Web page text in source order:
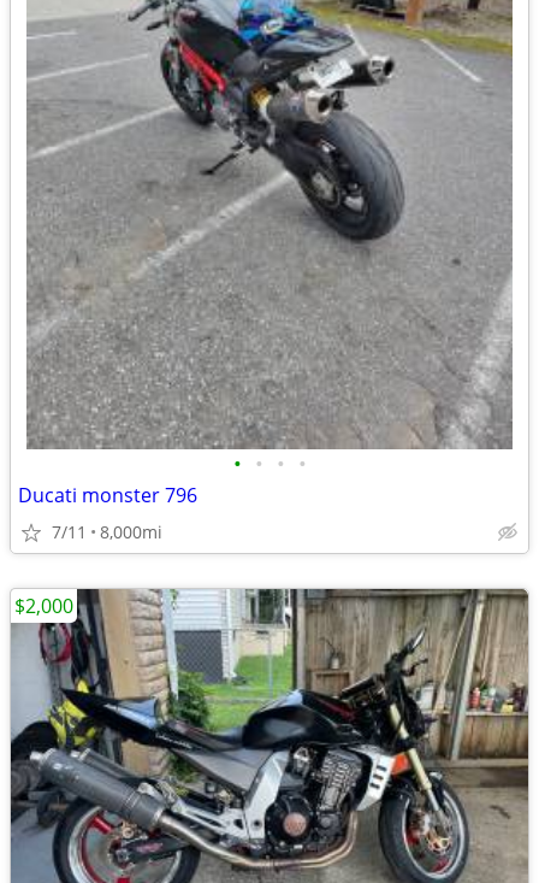
• • • •
Ducati monster 796
7/11 8,000mi
$2,000